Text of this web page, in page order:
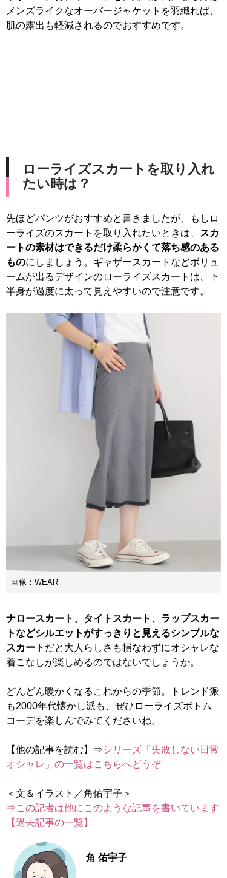
メンズライクなオーバージャケットを羽織れば、
肌の露出も軽減されるのでおすすめです。
ローライズスカートを取り入れ
たい時は？
先ほどパンツがおすすめと書きましたが、もしロ
ーライズのスカートを取り入れたいときは、
スカ
ートの素材はできるだけ柔らかくて落ち感のある
ものにしましょう。ギャザースカートなどボリュ
ームが出るデザインのローライズスカートは、下
半身が過度に太って見えやすいので注意です。
画像：WEAR
ナロースカート、タイトスカート、ラップスカー
トなどシルエットがすっきりと見えるシンプルな
スカート だと大人らしさも損なわずにオシャレな
着こなしが楽しめるのではないでしょうか。
どんどん暖かくなるこれからの季節。トレンド派
も2000年代懐かし派も、ぜひローライズボトム
コーデを楽しんでみてくださいね。
【他の記事を読む】⇒シリーズ「失敗しない日常
オシャレ」の一覧はこちらへどうぞ
⇒この記者は他にこのような記事を書いています
【過去記事の一覧】
角 佑宇子